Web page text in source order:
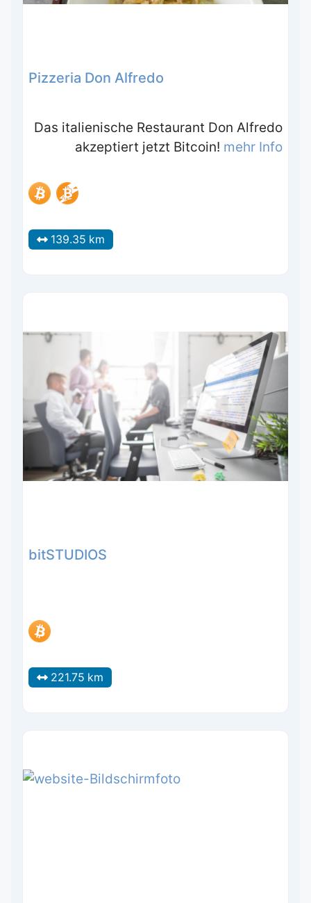
Pizzeria Don Alfredo
Das italienische Restaurant Don Alfredo
akzeptiert jetzt Bitcoin! mehr Info
139.35 km
bitSTUDIOS
221.75 km